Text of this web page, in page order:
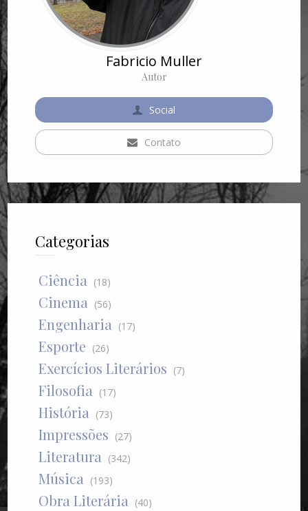
Fabricio Muller
Autor
Social
Contato
Categorias
Ciência (18)
Cinema (56)
Engenharia (17)
Esporte (26)
Exercícios Literários (7)
Filosofia (17)
História (73)
Impressões (27)
Literatura (342)
Música (193)
Obra Literária (40)